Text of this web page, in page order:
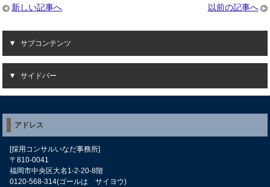
以前の記事へ
新しい記事へ
サブコンテンツ
サイドバー
アドレス
[採用コンサルいなだ事務所]
〒810-0041
福岡市中央区大名1-2-20-8階
0120-568-314(ゴールは サイヨウ)